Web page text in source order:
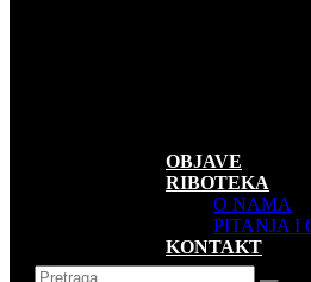
OBJAVE
RIBOTEKA
O NAMA
PITANJA I
KONTAKT